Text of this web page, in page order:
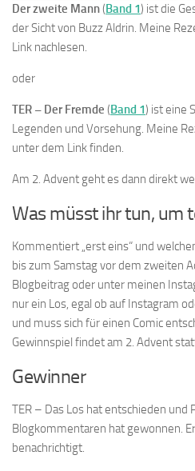
Der zweite Mann(Band 1) ist die
der Sicht von Buzz Aldrin. Meine
Link nachlesen.
oder
TER – Der Fremde (Band 1) ist eine
Legenden und Vorsehung. Meine
unter dem Link finden.
Am 2. Advent geht es dann direkt
Was müsst ihr tun, um
Kommentiert „erst eins“ und
bis zum Samstag vor dem zweiten
Blogbeitrag oder unter meinen
nur ein Los, egal ob auf Instagram
und muss sich für einen Comic
Gewinnspiel findet am 2. Advent
Gewinner
TER – Das Los hat entschieden und
Blogkommentaren hat gewonnen.
benachrichtigt.